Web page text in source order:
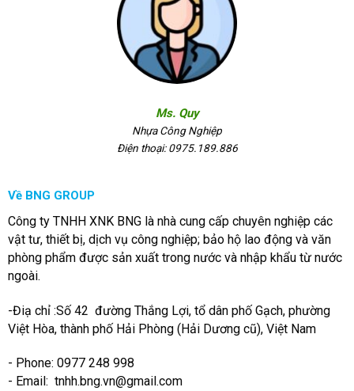
Ms. Quy
Nhựa Công Nghiệp
Điện thoại: 0975.189.886
Về BNG GROUP
Công ty TNHH XNK BNG là nhà cung cấp chuyên nghiệp các
vật tư, thiết bị, dịch vụ công nghiệp; bảo hộ lao động và văn
phòng phẩm được sản xuất trong nước và nhập khẩu từ nước
ngoài.
-Điạ chỉ :Số 42 đường Thắng Lợi, tổ dân phố Gạch, phường
Việt Hòa, thành phố Hải Phòng (Hải Dương cũ), Việt Nam
- Phone: 0977 248 998
- Email: tnhh.bng.vn@gmail.com